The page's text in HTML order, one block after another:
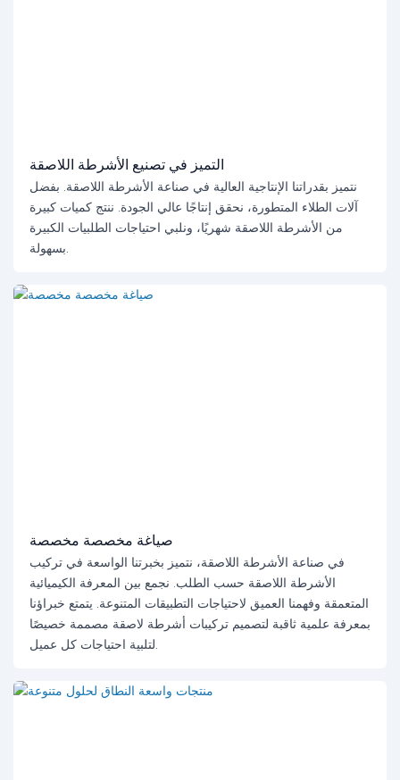
التميز في تصنيع الأشرطة اللاصقة
نتميز بقدراتنا الإنتاجية العالية في صناعة الأشرطة اللاصقة. بفضل
آلات الطلاء المتطورة، نحقق إنتاجًا عالي الجودة. ننتج كميات كبيرة
من الأشرطة اللاصقة شهريًا، ونلبي احتياجات الطلبيات الكبيرة
بسهولة.
صياغة مخصصة مخصصة
في صناعة الأشرطة اللاصقة، نتميز بخبرتنا الواسعة في تركيب
الأشرطة اللاصقة حسب الطلب. نجمع بين المعرفة الكيميائية
المتعمقة وفهمنا العميق لاحتياجات التطبيقات المتنوعة. يتمتع خبراؤنا
بمعرفة علمية ثاقبة لتصميم تركيبات أشرطة لاصقة مصممة خصيصًا
لتلبية احتياجات كل عميل.